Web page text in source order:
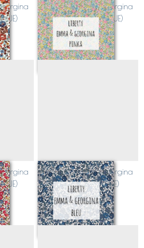
Liberty Emma et Georgina
PINKA (CLASSIQUE)
Sur demande
Liberty Emma et Georgina
bleu (CLASSIQUE)
Sur demande